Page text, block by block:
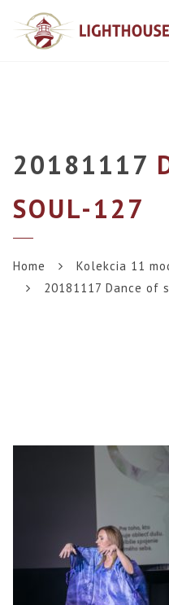
20181117
SOUL-127
Home
Kolekcia 11
20181117 Dance of